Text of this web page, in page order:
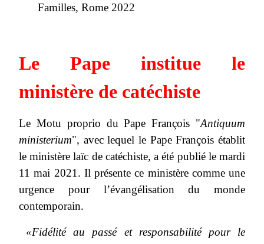
Familles, Rome 2022
Le Pape institue le
ministère de catéchiste
Le Motu proprio du Pape François "Antiquum
ministerium", avec lequel le Pape François établit
le ministère laïc de catéchiste, a été publié le mardi
11 mai 2021. Il présente ce ministère comme une
urgence pour l’évangélisation du monde
contemporain.
«Fidélité au passé et responsabilité pour le